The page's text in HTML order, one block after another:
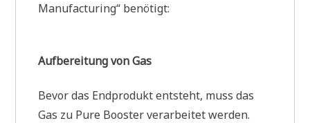
Manufacturing“ benötigt:
Aufbereitung von Gas
Bevor das Endprodukt entsteht, muss das
Gas zu Pure Booster verarbeitet werden.